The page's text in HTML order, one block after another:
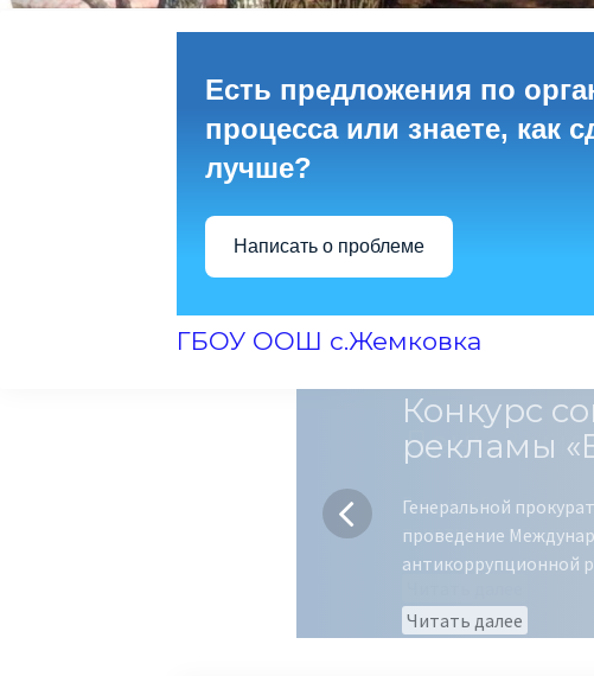
Есть предложения по
процесса или знаете, как
лучше?
Написать о проблеме
ГБОУ ООШ с.Жемковка
Конкурс
рекламы
Генеральной
проведение
антикоррупционной
Читать далее